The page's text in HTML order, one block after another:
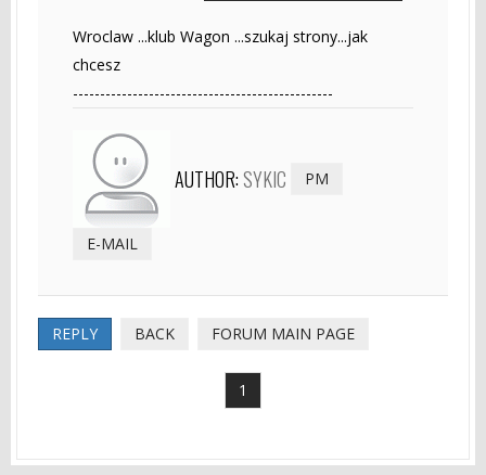
Wroclaw ...klub Wagon ...szukaj strony...jak
chcesz
------------------------------------------------
AUTHOR:SYKIC PM
E-MAIL
REPLY BACK FORUM MAIN PAGE
1